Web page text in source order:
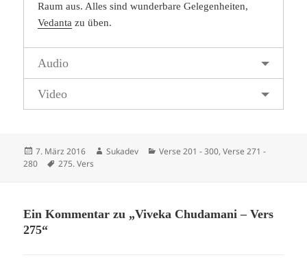
Raum aus. Alles sind wunderbare Gelegenheiten,
Vedanta zu üben.
Audio
Video
Veröffentlicht
am
7. März 2016 Autor
Sukadev Kategorien
Verse 201 - 300,Verse 271 -
280
Schlagwörter
275. Vers
Ein Kommentar zu „Viveka Chudamani – Vers
275“